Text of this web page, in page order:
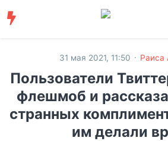
31 мая 2021, 11:50 · Раиса
Пользователи
флешмоб и
странных
им делали